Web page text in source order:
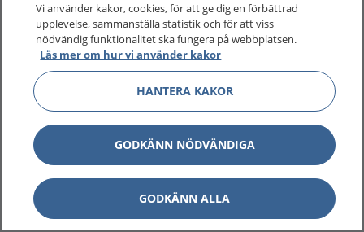
Vi använder kakor, cookies, för att ge dig en förbättrad
upplevelse, sammanställa statistik och för att viss
nödvändig funktionalitet ska fungera på webbplatsen.
Läs mer om hur vi använder kakor
HANTERA KAKOR
GODKÄNN NÖDVÄNDIGA
GODKÄNN ALLA